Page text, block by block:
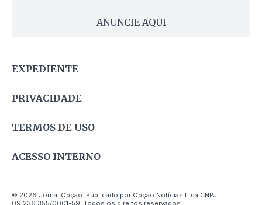
ANUNCIE AQUI
EXPEDIENTE
PRIVACIDADE
TERMOS DE USO
ACESSO INTERNO
© 2026 Jornal Opção. Publicado por Opção Notícias Ltda CNPJ
09.236.355/0001-59. Todos os direitos reservados.